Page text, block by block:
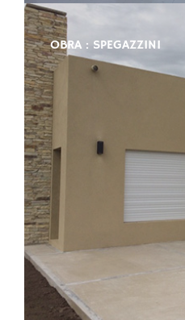
OBRA : SPEGAZZINI